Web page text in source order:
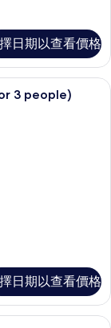
日期以查看價格
簾、免費無線上網、
3 people)
日期以查看價格
簾、免費無線上網、